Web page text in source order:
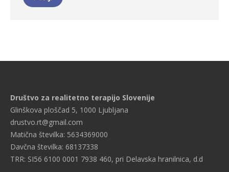
Društvo za realitetno terapijo Slovenije
Glinškova ploščad 5, 1000 Ljubljana
drustvo.rt@gmail.com
Matična številka: 5634369000
Davčna številka: 68137338
TRR: SI56 6100 0001 7938 460, pri Delavska hranilnica, d.d